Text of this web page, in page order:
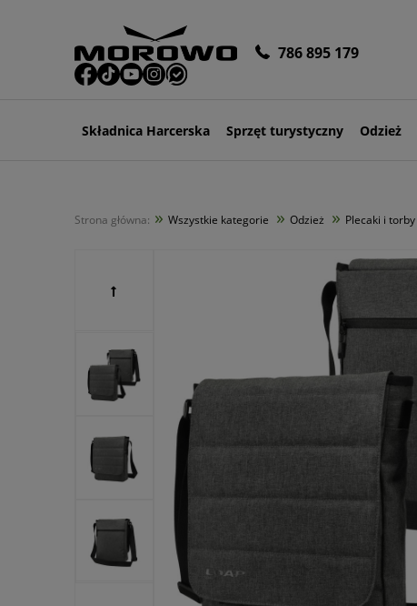
786 895 179
Składnica Harcerska Sprzęt turystyczny Odzież
Strona główna: » Wszystkie kategorie » Odzież » Plecaki i torby